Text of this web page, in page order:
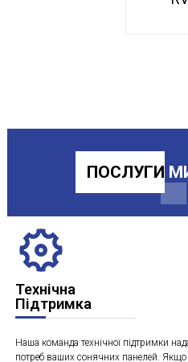
ПОСЛУГИ
Технічна
Підтримка
Наша команда технічної підтримки
потреб ваших сонячних панелей.